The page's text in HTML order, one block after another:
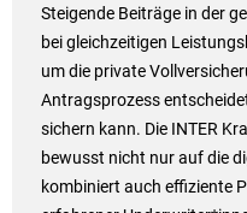
Steigende Beiträge in der
bei gleichzeitigen
um die private
Antragsprozess
sichern kann. Die INTER
bewusst nicht nur auf die
kombiniert auch effiziente